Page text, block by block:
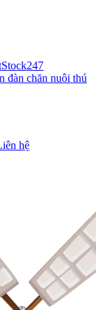
hệ
247
đàn chăn nuôi thú